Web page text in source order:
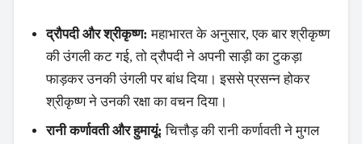
द्रौपदी और श्रीकृष्ण: महाभारत के अनुसार, एक बार श्रीकृष्ण
की उंगली कट गई, तो द्रौपदी ने अपनी साड़ी का टुकड़ा
फाड़कर उनकी उंगली पर बांध दिया। इससे प्रसन्न होकर
श्रीकृष्ण ने उनकी रक्षा का वचन दिया।
रानी कर्णावती और हुमायूं: चित्तौड़ की रानी कर्णावती ने मुगल